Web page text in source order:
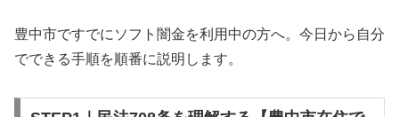
豊中市ですでにソフト闇金を利用中の方へ。今日から自分
でできる手順を順番に説明します。